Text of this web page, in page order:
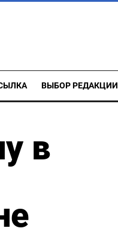
ВЫБОР РЕДАКЦИИ
в